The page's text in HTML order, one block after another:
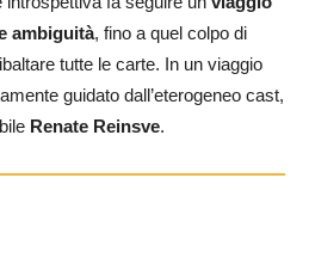
ambiguità, fino a quel colpo di
tutte le carte. In un viaggio
guidato dall’eterogeneo cast,
Renate Reinsve.